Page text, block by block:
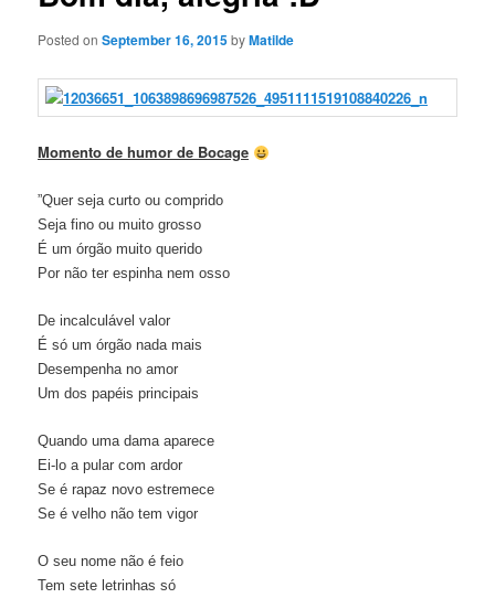
Posted onSeptember 16, 2015byMatilde
Momento de humor de Bocage
”Quer seja curto ou comprido
Seja fino ou muito grosso
É um órgão muito querido
Por não ter espinha nem osso
De incalculável valor
É só um órgão nada mais
Desempenha no amor
Um dos papéis principais
Quando uma dama aparece
Ei-lo a pular com ardor
Se é rapaz novo estremece
Se é velho não tem vigor
O seu nome não é feio
Tem sete letrinhas só